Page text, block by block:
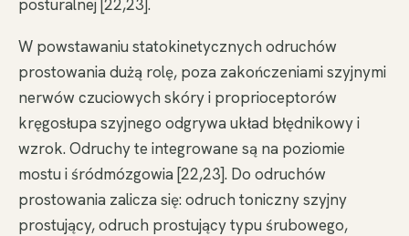
posturalnej [22,23].
W powstawaniu statokinetycznych odruchów
prostowania dużą rolę, poza zakończeniami szyjnymi
nerwów czuciowych skóry i proprioceptorów
kręgosłupa szyjnego odgrywa układ błędnikowy i
wzrok. Odruchy te integrowane są na poziomie
mostu i śródmózgowia [22,23]. Do odruchów
prostowania zalicza się: odruch toniczny szyjny
prostujący, odruch prostujący typu śrubowego,